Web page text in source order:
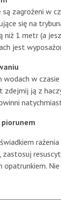
zagrożeni w
się na
niż 1 metr (a
jest
w
ją z
piorunem
zastosuj
opatrunkiem.